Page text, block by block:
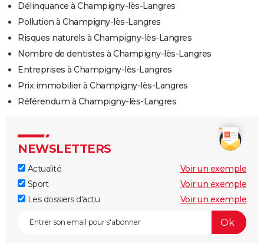
Délinquance à Champigny-lès-Langres
Pollution à Champigny-lès-Langres
Risques naturels à Champigny-lès-Langres
Nombre de dentistes à Champigny-lès-Langres
Entreprises à Champigny-lès-Langres
Prix immobilier à Champigny-lès-Langres
Référendum à Champigny-lès-Langres
NEWSLETTERS
Actualité
Voir un exemple
Sport
Voir un exemple
Les dossiers d'actu
Voir un exemple